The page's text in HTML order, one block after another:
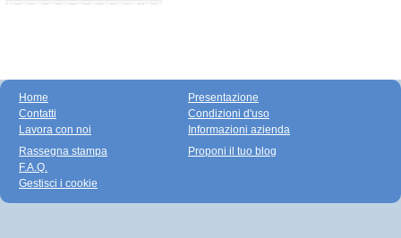
Home
Contatti
Lavora con noi
Presentazione
Condizioni d'uso
Informazioni azienda
Rassegna stampa
F.A.Q.
Gestisci i cookie
Proponi il tuo blog